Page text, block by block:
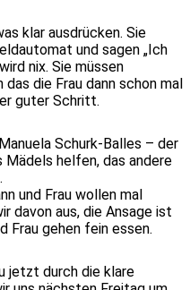
klar ausdrücken. Sie
und sagen „Ich
nix. Sie müssen
die Frau dann schon mal
guter Schritt.
Schurk-Balles – der
Mädels helfen, das andere
und Frau wollen mal
davon aus, die Ansage ist
Frau gehen fein essen.
jetzt durch die klare